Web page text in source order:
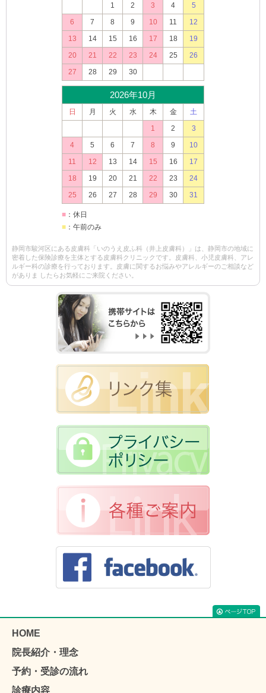
1
2 3 4
5
6
7 8 9 10 11
12
13
14 15 16 17 18
19
20
21 22 23 24 25
26
27
28 29 30
2026年10月
日 月 火 水 木 金
土
1
2
3
4
5 6 7 8 9
10
11
12 13 14 15 16
17
18
19 20 21 22 23
24
25
26 27 28 29 30 31
■ ：休日
■ ：午前のみ
静岡市駿河区にある皮膚科「いのうえ皮ふ科（井上皮膚科）」は、静岡市の地域に
密着した保険診療を主体とする皮膚科クリニックです。皮膚科、小児皮膚科、アレ
ルギー科の診療を行っております。皮膚に関するお悩みやアレルギーのご相談など
がありま したらお気軽にご来院ください。
HOME
院長紹介・理念
予約・受診の流れ
診療内容